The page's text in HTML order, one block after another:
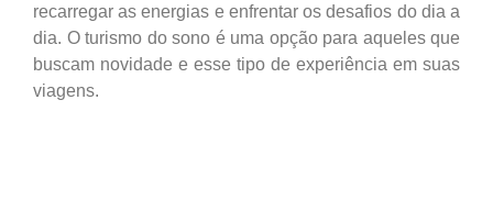
recarregar as energias e enfrentar os desafios do dia a
dia. O turismo do sono é uma opção para aqueles que
buscam novidade e esse tipo de experiência em suas
viagens.